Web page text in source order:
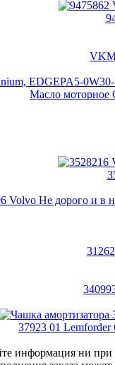
Масло моторное
37923 01 Lemforder
информация ни